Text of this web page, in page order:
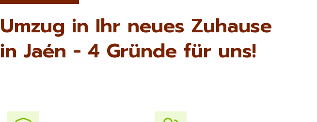
Umzug in Ihr neues Zuhause
in Jaén - 4 Gründe für uns!